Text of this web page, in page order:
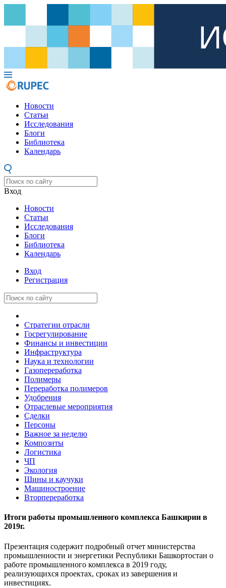
Новости
Статьи
Исследования
Блоги
Библиотека
Календарь
Вход
Новости
Статьи
Исследования
Блоги
Библиотека
Календарь
Вход
Регистрация
Стратегии отрасли
Госрегулирование
Финансы и инвестиции
Инфраструктура
Наука и технологии
Газопереработка
Полимеры
Переработка полимеров
Удобрения
Отраслевые мероприятия
Сделки
Персоны
Важное за неделю
Композиты
Логистика
ЧП
Экология
Шины и каучуки
Машиностроение
Вторпереработка
Итоги работы промышленного комплекса Башкирии в
2019г.
Презентация содержит подробный отчет министерства
промышленности и энергетики Республики Башкортостан о
работе промышленного комплекса в 2019 году,
реализующихся проектах, сроках из завершения и
инвестициях.